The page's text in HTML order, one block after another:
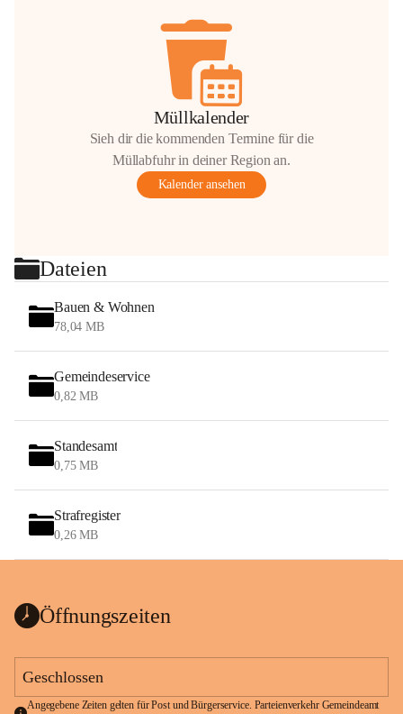
Müllkalender
Sieh dir die kommenden Termine für die
Müllabfuhr in deiner Region an.
Kalender ansehen
Dateien
Bauen & Wohnen
78,04 MB
Gemeindeservice
0,82 MB
Standesamt
0,75 MB
Strafregister
0,26 MB
Öffnungszeiten
Geschlossen
Angegebene Zeiten gelten für Post und Bürgerservice. Parteienverkehr Gemeindeamt